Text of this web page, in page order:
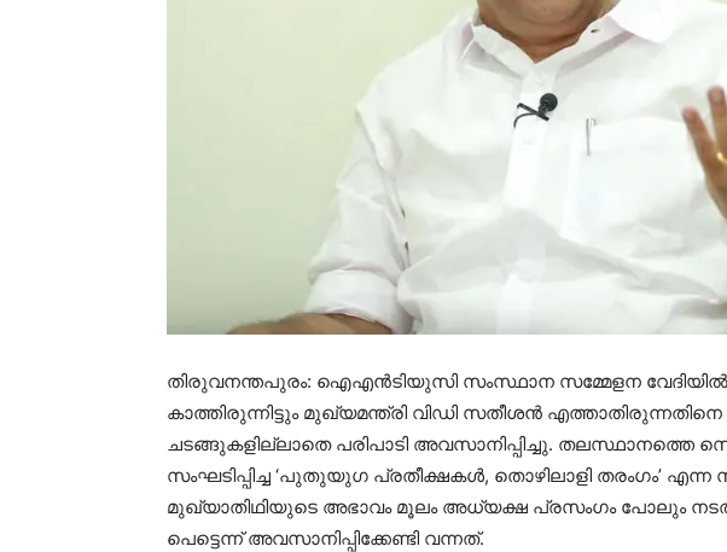
തിരുവനന്തപുരം: ഐഎൻടിയുസി സംസ്ഥാന സമ്മേളന
കാത്തിരുന്നിട്ടും മുഖ്യമന്ത്രി വിഡി സതീശൻ
ചടങ്ങുകളില്ലാതെ പരിപാടി അവസാനിപ്പിച്ചു. തലസ്ഥാനത്തെ
സംഘടിപ്പിച്ച ‘പുതുയുഗ പ്രതീക്ഷകൾ, തൊഴിലാളി തരംഗം’
മുഖ്യാതിഥിയുടെ അഭാവം മൂലം അധ്യക്ഷ പ്രസംഗം പോലും
പെട്ടെന്ന് അവസാനിപ്പിക്കേണ്ടി വന്നത്.